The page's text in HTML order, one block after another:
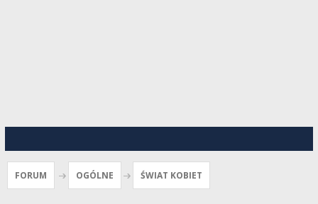
FORUM OGÓLNE ŚWIAT KOBIET